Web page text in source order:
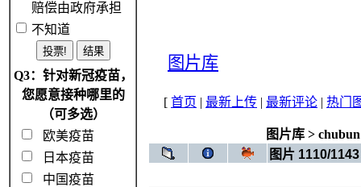
赔偿由政府承担
不知道
Q3：针对新冠疫苗，
您愿意接种哪里的
（可多选）
欧美疫苗
日本疫苗
中国疫苗
图片库
[ 首页 | 最新上传 | 最新评论 | 热门
图片库> chubun
图片 1110/1143